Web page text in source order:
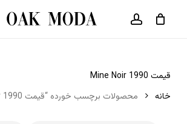
حساب کاربری
سبد خرید
قیمت Mine Noir 1990
خانه
محصولات برچسب خورده “قیمت Mine Noir 1990”
بستن